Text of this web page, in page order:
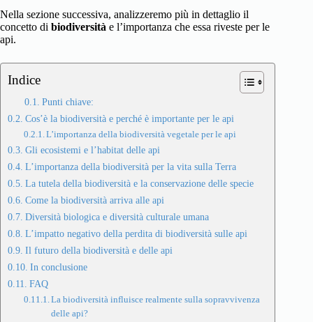
Nella sezione successiva, analizzeremo più in dettaglio il
concetto di biodiversità e l’importanza che essa riveste per le
api.
Indice
Punti chiave:
Cos’è la biodiversità e perché è importante per le api
L’importanza della biodiversità vegetale per le api
Gli ecosistemi e l’habitat delle api
L’importanza della biodiversità per la vita sulla Terra
La tutela della biodiversità e la conservazione delle specie
Come la biodiversità arriva alle api
Diversità biologica e diversità culturale umana
L’impatto negativo della perdita di biodiversità sulle api
Il futuro della biodiversità e delle api
In conclusione
FAQ
La biodiversità influisce realmente sulla sopravvivenza
delle api?